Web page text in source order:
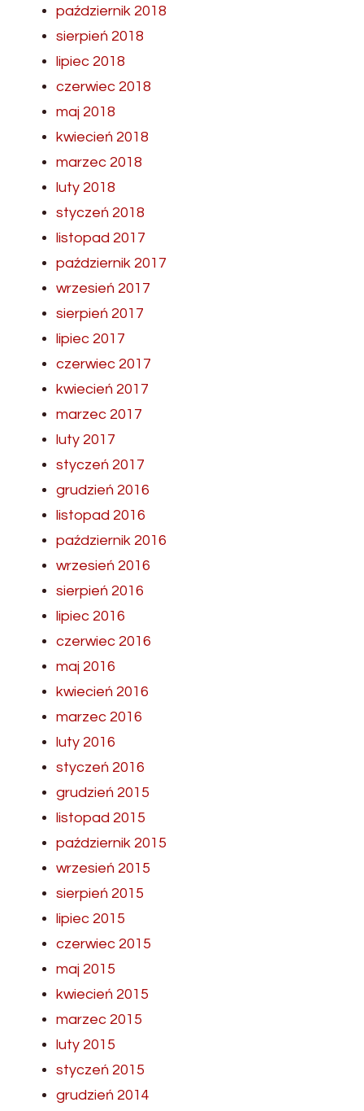
październik 2018
sierpień 2018
lipiec 2018
czerwiec 2018
maj 2018
kwiecień 2018
marzec 2018
luty 2018
styczeń 2018
listopad 2017
październik 2017
wrzesień 2017
sierpień 2017
lipiec 2017
czerwiec 2017
kwiecień 2017
marzec 2017
luty 2017
styczeń 2017
grudzień 2016
listopad 2016
październik 2016
wrzesień 2016
sierpień 2016
lipiec 2016
czerwiec 2016
maj 2016
kwiecień 2016
marzec 2016
luty 2016
styczeń 2016
grudzień 2015
listopad 2015
październik 2015
wrzesień 2015
sierpień 2015
lipiec 2015
czerwiec 2015
maj 2015
kwiecień 2015
marzec 2015
luty 2015
styczeń 2015
grudzień 2014